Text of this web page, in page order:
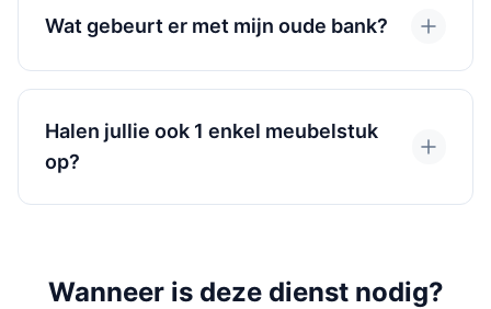
Wat gebeurt er met mijn oude bank?
Halen jullie ook 1 enkel meubelstuk
op?
Wanneer is deze dienst nodig?